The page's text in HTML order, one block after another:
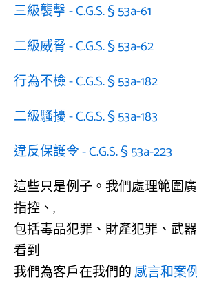
三級襲擊 - C.G.S. § 53a-61
二級威脅 - C.G.S. § 53a-62
行為不檢 - C.G.S. § 53a-182
二級騷擾 - C.G.S. § 53a-183
違反保護令 - C.G.S. § 53a-223
這些只是例子。我們處理範圍
指控、,
包括毒品犯罪、財產犯罪、武
看到
我們為客戶在我們的感言和案